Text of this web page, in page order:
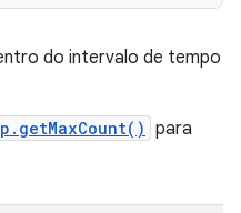
do intervalo de tempo
para